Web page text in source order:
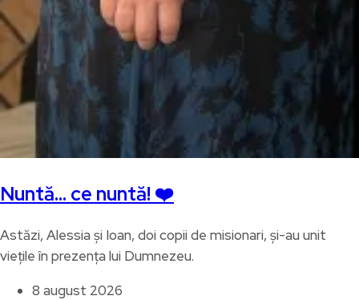
Nuntă… ce nuntă! ❤️
Astăzi, Alessia și Ioan, doi copii de misionari, și-au unit
viețile în prezența lui Dumnezeu.
8 august 2026